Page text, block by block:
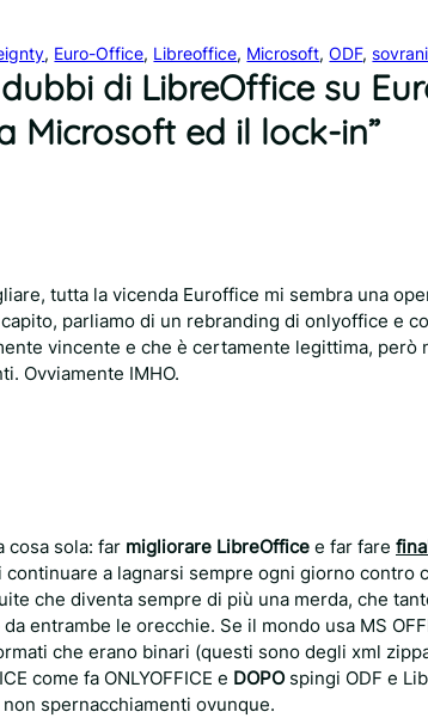
, Euro-Office, Libreoffice, Microsoft, ODF,
di LibreOffice su
Microsoft ed il lock-in”
tutta la vicenda Euroffice mi sembra una
parliamo di un rebranding di onlyoffice e
vincente e che è certamente legittima,
Ovviamente IMHO.
cosa sola: far migliorare LibreOffice e far fare
a lagnarsi sempre ogni giorno contro
che diventa sempre di più una merda, che
entrambe le orecchie. Se il mondo usa MS
che erano binari (questi sono degli xml
come fa ONLYOFFICE e DOPOspingi ODF e
spernacchiamenti ovunque.